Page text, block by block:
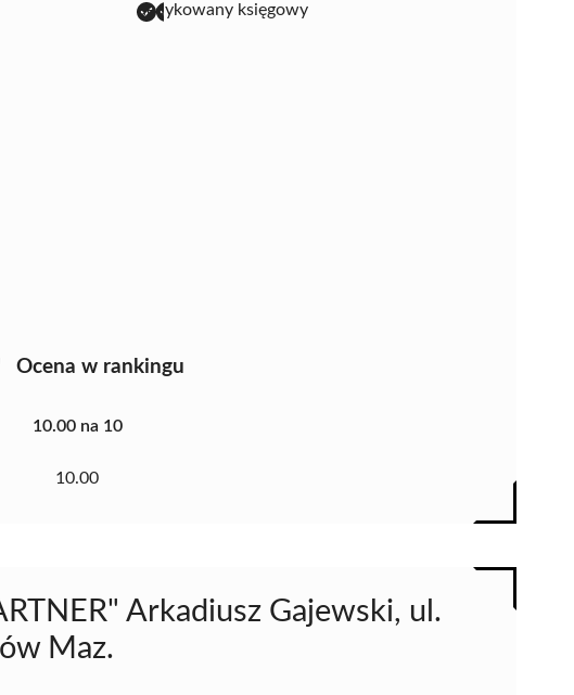
dedykowany księgowy
Ocena w rankingu
10.00 na 10
10.00
Arkadiusz Gajewski, ul.
Maz.